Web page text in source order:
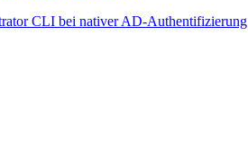
CLI bei nativer AD-Authentifizierung